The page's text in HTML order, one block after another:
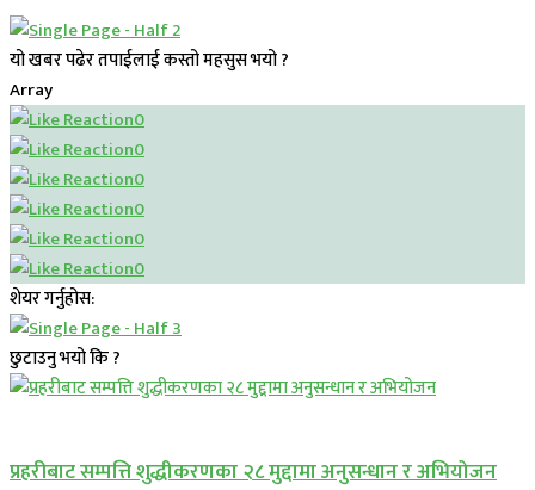
यो खबर पढेर तपाईलाई कस्तो महसुस भयो ?
Array
0
0
0
0
0
0
शेयर गर्नुहोस:
छुटाउनु भयो कि ?
प्रहरीबाट सम्पत्ति शुद्धीकरणका २८ मुद्दामा अनुसन्धान र अभियोजन